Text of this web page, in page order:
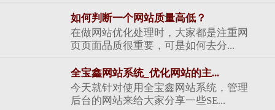
如何判断一个网站质量高低？
在做网站优化处理时，大家都是注重网
页页面品质很重要，可是如何去分...
全宝鑫网站系统_优化网站的主...
今天就针对使用全宝鑫网站系统，管理
后台的网站来给大家分享一些SE...